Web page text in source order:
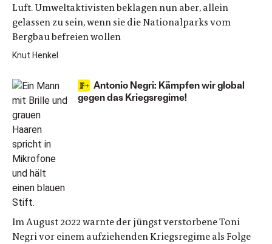
Luft. Umweltaktivisten beklagen nun aber, allein
gelassen zu sein, wenn sie die Nationalparks vom
Bergbau befreien wollen
Knut Henkel
Antonio Negri: Kämpfen wir global
gegen das Kriegsregime!
Im August 2022 warnte der jüngst verstorbene Toni
Negri vor einem aufziehenden Kriegsregime als Folge